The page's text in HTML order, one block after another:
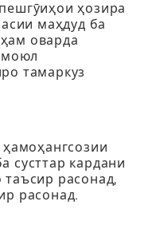
ҳозира
маҳдуд ба
оварда
тамаркуз
сусттар кардани
расонад,
расонад.